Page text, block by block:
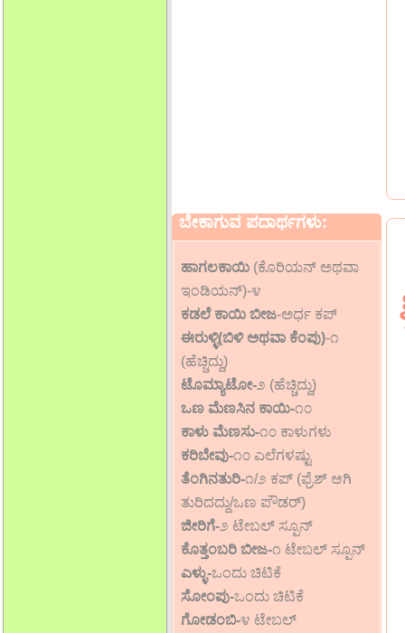
ಬೇಕಾಗುವ ಪದಾರ್ಥಗಳು:
ಹಾಗಲಕಾಯಿ (ಕೊರಿಯನ್ ಅಥವಾ
ಇಂಡಿಯನ್)-೪
ಕಡಲೆ ಕಾಯಿ ಬೀಜ-ಅರ್ಧ ಕಪ್
ಈರುಳ್ಳಿ(ಬಿಳಿ ಅಥವಾ ಕೆಂಪು)-೧
(ಹೆಚ್ಚಿದ್ದು)
ಟೊಮ್ಯಾಟೋ-೨ (ಹೆಚ್ಚಿದ್ದು)
ಒಣ ಮೆಣಸಿನ ಕಾಯಿ-೧೦
ಕಾಳು ಮೆಣಸು-೧೦ ಕಾಳುಗಳು
ಕರಿಬೇವು-೧೦ ಎಲೆಗಳಷ್ಟು
ತೆಂಗಿನತುರಿ-೧/೨ ಕಪ್ (ಫ್ರೆಶ್ ಆಗಿ
ತುರಿದದ್ದು/ಒಣ ಪೌಡರ್)
ಜೀರಿಗೆ-೨ ಟೇಬಲ್ ಸ್ಪೂನ್
ಕೊತ್ತಂಬರಿ ಬೀಜ-೧ ಟೇಬಲ್ ಸ್ಪೂನ್
ಎಳ್ಳು-ಒಂದು ಚಿಟಿಕೆ
ಸೋಂಪು-ಒಂದು ಚಿಟಿಕೆ
ಗೋಡಂಬಿ-೪ ಟೇಬಲ್